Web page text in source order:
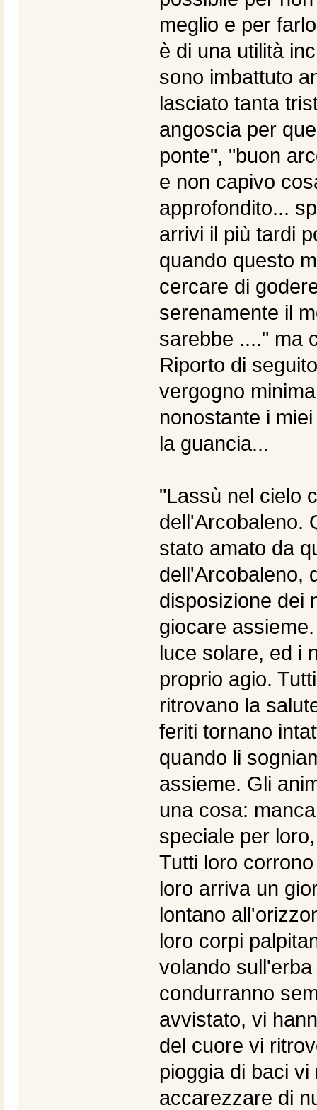
meglio e per
è di una utilità
sono imbattuto
lasciato tanta
angoscia per
ponte", "buon
e non capivo
approfondito...
arrivi il più tardi
quando questo
cercare di
serenamente il
sarebbe ...." ma
Riporto di
vergogno
nonostante i
la guancia...
"Lassù nel cielo
dell'Arcobaleno.
stato amato da
dell'Arcobaleno,
disposizione dei
giocare
luce solare, ed i
proprio agio.
ritrovano la
feriti tornano
quando li
assieme. Gli
una cosa:
speciale per
Tutti loro
loro arriva un
lontano
loro corpi
volando
condurranno
avvistato, vi
del cuore vi
pioggia di baci
accarezzare di